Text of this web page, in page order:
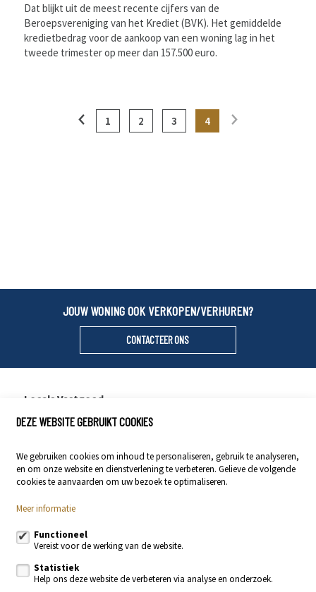
Dat blijkt uit de meest recente cijfers van de
Beroepsvereniging van het Krediet (BVK). Het gemiddelde
kredietbedrag voor de aankoop van een woning lag in het
tweede trimester op meer dan 157.500 euro.
1 2 3 4
JOUW WONING OOK VERKOPEN/VERHUREN?
CONTACTEER ONS
Locals Vastgoed
Stationsstraat 29
054 23 53 83
info@localsvastgoed.be
Volg ons op:
DEZE WEBSITE GEBRUIKT COOKIES
We gebruiken cookies om inhoud te personaliseren, gebruik te analyseren,
en om onze website en dienstverlening te verbeteren. Gelieve de volgende
cookies te aanvaarden om uw bezoek te optimaliseren.
Meer informatie
Functioneel
Vereist voor de werking van de website.
Statistiek
Help ons deze website de verbeteren via analyse en onderzoek.